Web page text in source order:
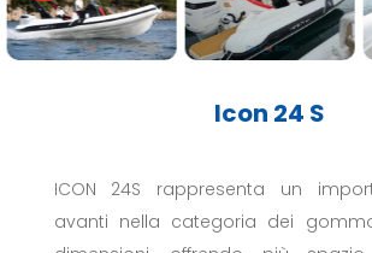
Icon 24 S
ICON 24S rappresenta un
avanti nella categoria dei